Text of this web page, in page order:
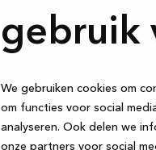
gebruik
We gebruiken cookies om
om functies voor social
analyseren. Ook delen we
onze partners voor social